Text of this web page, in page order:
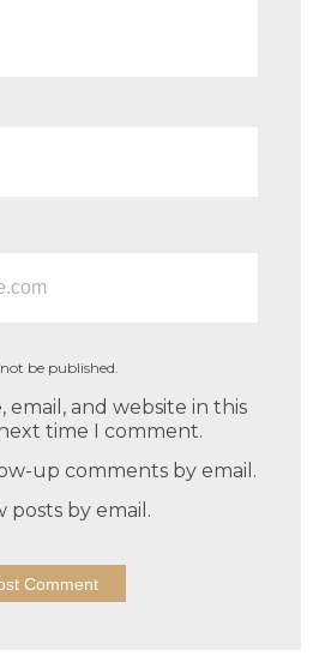
be published.
email, and website in this
time I comment.
up comments by email.
posts by email.